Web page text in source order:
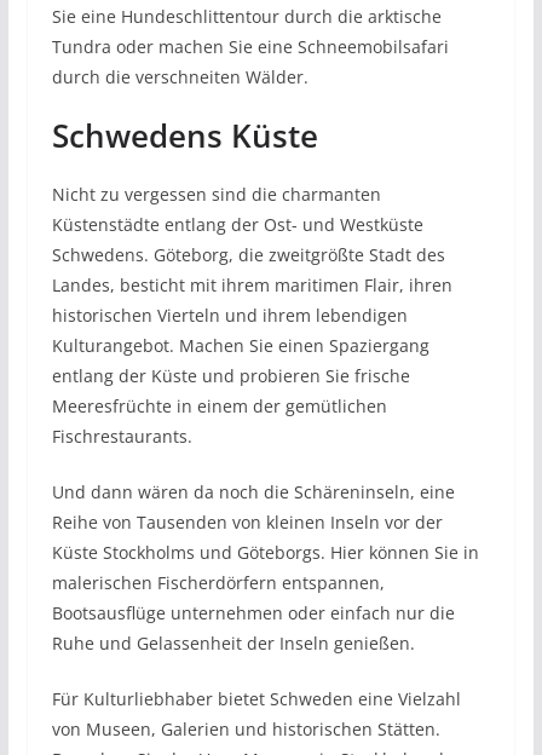
Sie eine Hundeschlittentour durch die arktische
Tundra oder machen Sie eine Schneemobilsafari
durch die verschneiten Wälder.
Schwedens Küste
Nicht zu vergessen sind die charmanten
Küstenstädte entlang der Ost- und Westküste
Schwedens. Göteborg, die zweitgrößte Stadt des
Landes, besticht mit ihrem maritimen Flair, ihren
historischen Vierteln und ihrem lebendigen
Kulturangebot. Machen Sie einen Spaziergang
entlang der Küste und probieren Sie frische
Meeresfrüchte in einem der gemütlichen
Fischrestaurants.
Und dann wären da noch die Schäreninseln, eine
Reihe von Tausenden von kleinen Inseln vor der
Küste Stockholms und Göteborgs. Hier können Sie in
malerischen Fischerdörfern entspannen,
Bootsausflüge unternehmen oder einfach nur die
Ruhe und Gelassenheit der Inseln genießen.
Für Kulturliebhaber bietet Schweden eine Vielzahl
von Museen, Galerien und historischen Stätten.